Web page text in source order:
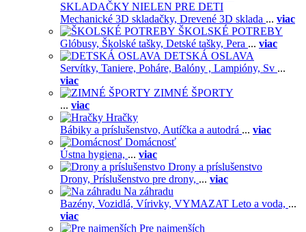
SKLADAČKY NIELEN PRE DETI
Mechanické 3D skladačky, Drevené 3D sklada ... viac
ŠKOLSKÉ POTREBY
Glóbusy, Školské tašky, Detské tašky, Pera ... viac
DETSKÁ OSLAVA
Servítky, Taniere, Poháre, Balóny , Lampióny, Sv ...
viac
ZIMNÉ ŠPORTY
... viac
Hračky
Bábiky a príslušenstvo, Autíčka a autodrá ... viac
Domácnosť
Ústna hygiena, ... viac
Drony a príslušenstvo
Drony, Príslušenstvo pre drony, ... viac
Na záhradu
Bazény, Vozidlá, Vírivky, VYMAZAT Leto a voda, ...
viac
Pre najmenších